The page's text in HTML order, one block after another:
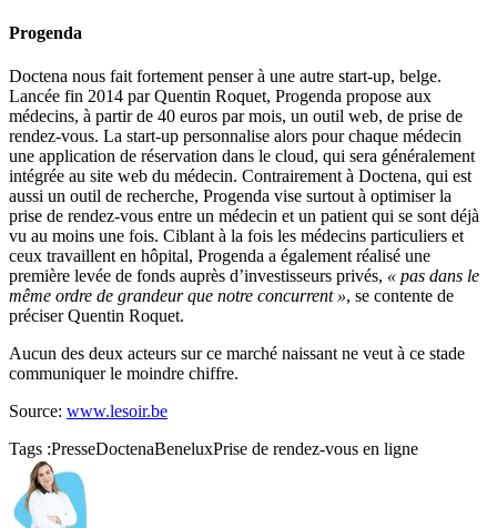
Progenda
Doctena nous fait fortement penser à une autre start-up, belge.
Lancée fin 2014 par Quentin Roquet, Progenda propose aux
médecins, à partir de 40 euros par mois, un outil web, de prise de
rendez-vous. La start-up personnalise alors pour chaque médecin
une application de réservation dans le cloud, qui sera généralement
intégrée au site web du médecin. Contrairement à Doctena, qui est
aussi un outil de recherche, Progenda vise surtout à optimiser la
prise de rendez-vous entre un médecin et un patient qui se sont déjà
vu au moins une fois. Ciblant à la fois les médecins particuliers et
ceux travaillent en hôpital, Progenda a également réalisé une
première levée de fonds auprès d’investisseurs privés, « pas dans le
même ordre de grandeur que notre concurrent », se contente de
préciser Quentin Roquet.
Aucun des deux acteurs sur ce marché naissant ne veut à ce stade
communiquer le moindre chiffre.
Source: www.lesoir.be
Tags :PresseDoctenaBeneluxPrise de rendez-vous en ligne